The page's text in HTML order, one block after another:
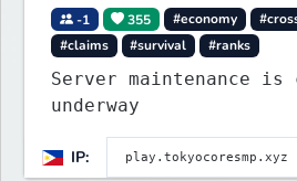
-1 355 #economy
#claims
#survival #ranks
Server maintenance
underway
IP: